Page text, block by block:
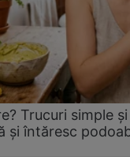
Trucuri simple
și întăresc